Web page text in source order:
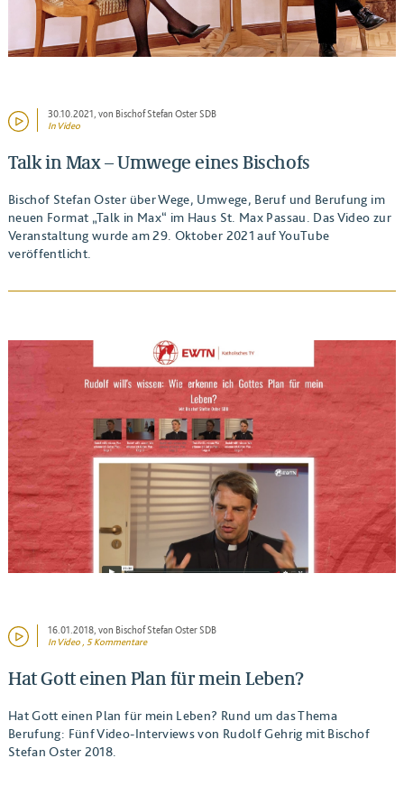
BEITRAG ANSEHEN
30.10.2021, von Bischof Stefan Oster SDB
In Video
Talk in Max – Umwege eines Bischofs
Bischof Stefan Oster über Wege, Umwege, Beruf und Berufung im
neuen Format „Talk in Max“ im Haus St. Max Passau. Das Video zur
Veranstaltung wurde am 29. Oktober 2021 auf YouTube
veröffentlicht.
16.01.2018, von Bischof Stefan Oster SDB
In Video , 5 Kommentare
Hat Gott einen Plan für mein Leben?
Hat Gott einen Plan für mein Leben? Rund um das Thema
Berufung: Fünf Video-Interviews von Rudolf Gehrig mit Bischof
Stefan Oster 2018.